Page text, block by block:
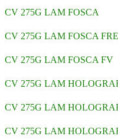
CV 275G LAM FOSCA
CV 275G LAM FOSCA
CV 275G LAM FOSCA FV
CV 275G LAM
CV 275G LAM
CV 275G LAM